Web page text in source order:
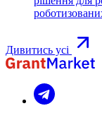
Дивитись усі